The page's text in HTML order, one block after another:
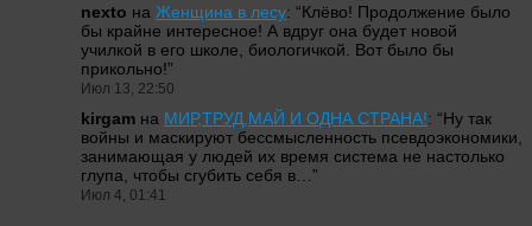
nexto на Женщина в лесу: “Клёво! Продолжение было
бы крайне интересное! А вдруг она будет новой
училкой в его школе, биологичкой. Вот было бы
прикольно!”
Июл 13, 22:50
kirgam на МИР,ТРУД,МАЙ И ОДНА СТРАНА!: “Ну так
войны и маскируют бессмысленность псевдоэкономики,
занимающая у людей их время система не настолько
глупа, чтобы сгубить себя в…”
Июл 4, 01:41